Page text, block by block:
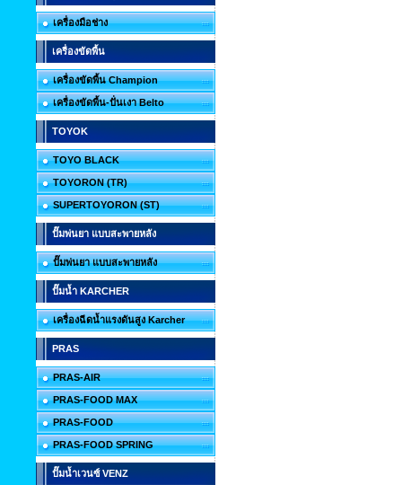
เครื่องมือช่าง
เครื่องขัดพื้น
เครื่องขัดพื้น Champion
เครื่องขัดพื้น-ปั่นเงา Belto
TOYOK
TOYO BLACK
TOYORON (TR)
SUPERTOYORON (ST)
ปั๊มพ่นยา แบบสะพายหลัง
ปั๊มพ่นยา แบบสะพายหลัง
ปั๊มน้ำ KARCHER
เครื่องฉีดน้ำแรงดันสูง Karcher
PRAS
PRAS-AIR
PRAS-FOOD MAX
PRAS-FOOD
PRAS-FOOD SPRING
ปั๊มน้ำเวนซ์ VENZ